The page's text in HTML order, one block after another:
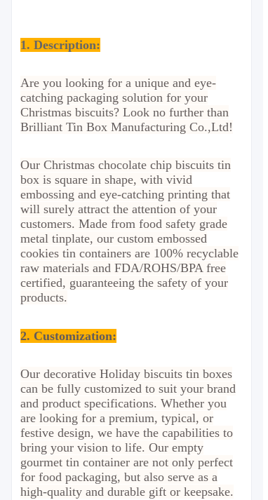
1. Description:
Are you looking for a unique and eye-
catching packaging solution for your
Christmas biscuits? Look no further than
Brilliant Tin Box Manufacturing Co.,Ltd!
Our Christmas chocolate chip biscuits tin
box is square in shape, with vivid
embossing and eye-catching printing that
will surely attract the attention of your
customers. Made from food safety grade
metal tinplate, our custom embossed
cookies tin containers are 100% recyclable
raw materials and FDA/ROHS/BPA free
certified, guaranteeing the safety of your
products.
2. Customization:
Our decorative Holiday biscuits tin boxes
can be fully customized to suit your brand
and product specifications. Whether you
are looking for a premium, typical, or
festive design, we have the capabilities to
bring your vision to life. Our empty
gourmet tin container are not only perfect
for food packaging, but also serve as a
high-quality and durable gift or keepsake.